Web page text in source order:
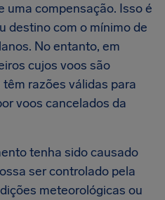
uma compensação. Isso é
destino com o mínimo de
No entanto, em
cujos voos são
razões válidas para
voos cancelados da
tenha sido causado
ser controlado pela
meteorológicas ou